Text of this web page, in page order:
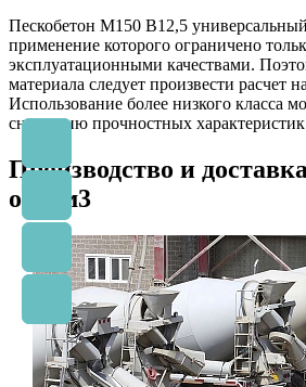
Пескобетон М150 B12,5
применение которого ограничено
эксплуатационными качествами.
материала следует произвести расчет
Использование более низкого класса
снижению прочностных
Производство и
от 1 м3